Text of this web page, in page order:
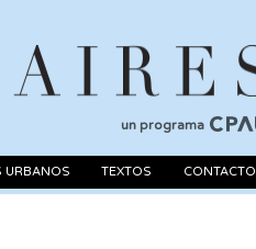
un programa
URBANOS TEXTOS CONTACTO